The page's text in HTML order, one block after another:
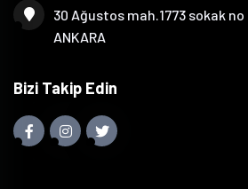
30 Ağustos mah.1773 sokak
ANKARA
Bizi Takip Edin